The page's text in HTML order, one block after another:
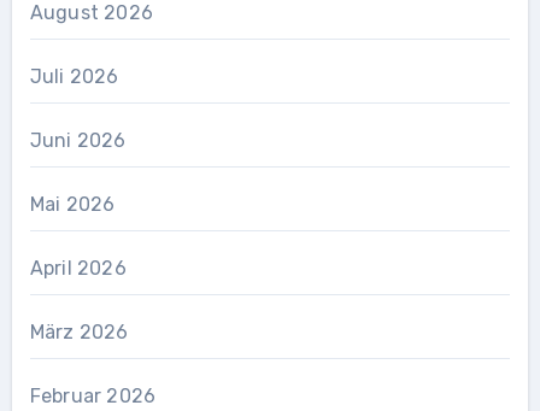
August 2026
Juli 2026
Juni 2026
Mai 2026
April 2026
März 2026
Februar 2026